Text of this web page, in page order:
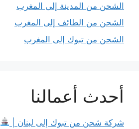
الشحن من المدينة إلى المغرب
الشحن من الطائف إلى المغرب
الشحن من تبوك إلى المغرب
أحدث أعمالنا
شركة شحن من تبوك إلى لبنان |